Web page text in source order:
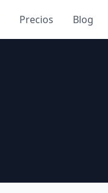
Precios Blog